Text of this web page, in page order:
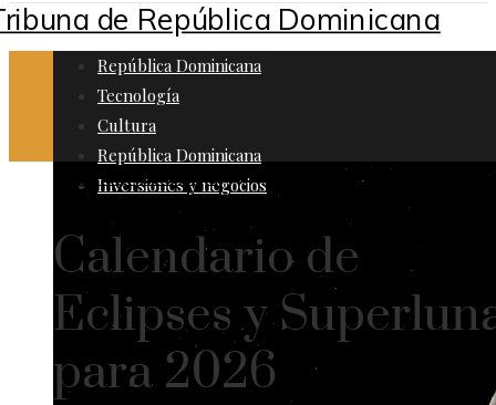
República Dominicana
Tecnología
Cultura
República Dominicana
Inversiones y negocios
Ciencia y tecnología
Calendario de
Eclipses y
para 2026